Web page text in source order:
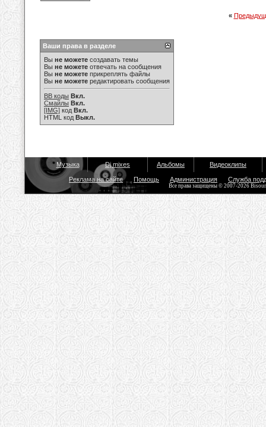
«
Ваши права в разделе
Вы не можете создавать темы
Вы не можете отвечать на сообщения
Вы не можете прикреплять файлы
Вы не можете редактировать сообщения
BB коды Вкл.
Смайлы Вкл.
[IMG] код Вкл.
HTML код Выкл.
Музыка Dj mixes Альбомы Видеоклипы
Реклама на сайте Помощь Администрация Служба
Все права защищены © 2007-2026